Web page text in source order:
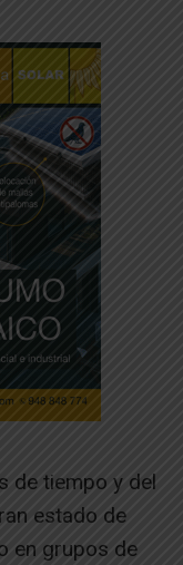
de tiempo y del
estado de
en grupos de